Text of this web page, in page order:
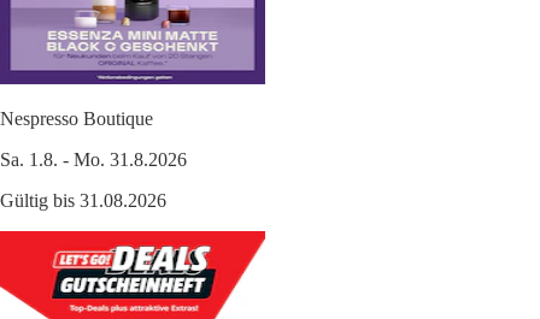
Nespresso Boutique
Sa. 1.8. - Mo. 31.8.2026
Gültig bis 31.08.2026